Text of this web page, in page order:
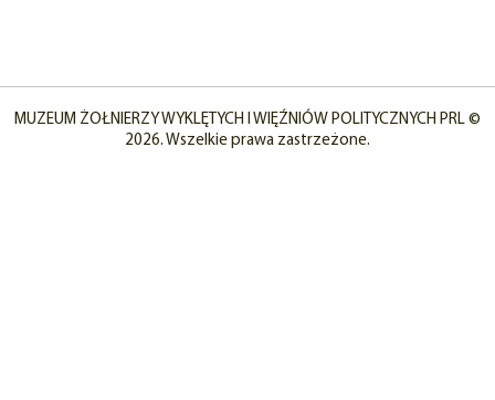
MUZEUM ŻOŁNIERZY WYKLĘTYCH I WIĘŹNIÓW POLITYCZNYCH PRL ©
2026. Wszelkie prawa zastrzeżone.